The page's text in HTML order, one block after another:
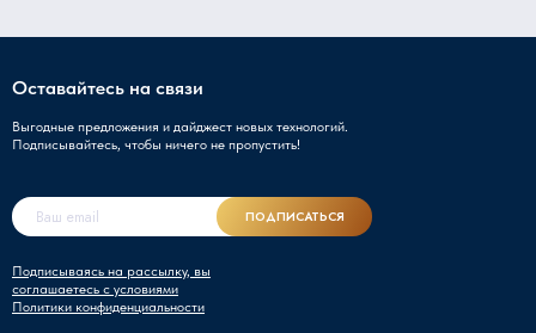
Оставайтесь на связи
Выгодные предложения и дайджест новых технологий.
Подписывайтесь, чтобы ничего не пропустить!
Подписываясь на рассылку, вы
соглашаетесь с условиями
Политики конфиденциальности
ПОДПИСАТЬСЯ